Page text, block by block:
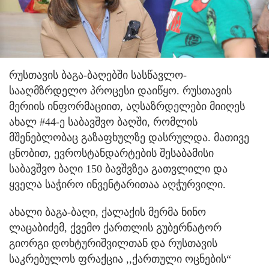
რუსთავის ბაგა-ბაღებში სასწავლო-
სააღმზრდელო პროცესი დაიწყო. რუსთავის
მერიის ინფორმაციით, აღსაზრდელები მიიღეს
ახალ #44-ე საბავშვო ბაღში, რომლის
მშენებლობაც გაზაფხულზე დასრულდა. მათივე
ცნობით, ევროსტანდარტების შესაბამისი
საბავშვო ბაღი 150 ბავშვზეა გათვლილი და
ყველა საჭირო ინვენტარითაა აღჭურვილი.
ახალი ბაგა-ბაღი, ქალაქის მერმა ნინო
ლაცაბიძემ, ქვემო ქართლის გუბერნატორ
გიორგი დოხტურიშვილთან და რუსთავის
საკრებულოს ფრაქცია ,,ქართული ოცნების“